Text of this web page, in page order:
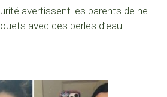
avertissent les parents de ne
avec des perles d’eau